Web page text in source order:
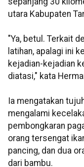
utara Kabupaten
"Ya, betul. Terkait
latihan, apalagi ini
kejadian-kejadian
diatasi," kata
Ia mengatakan
mengalami
pembongkaran
orang tersengat
pancing, dan dua
dari bambu.